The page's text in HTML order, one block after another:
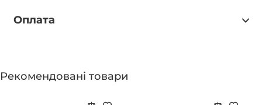
Оплата
Рекомендовані товари